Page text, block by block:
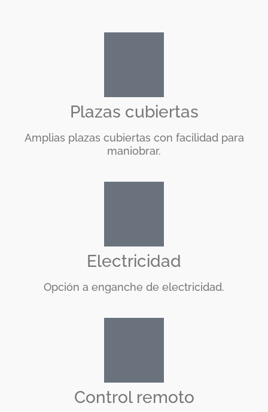
Plazas cubiertas
Amplias plazas cubiertas con facilidad para
maniobrar.
Electricidad
Opción a enganche de electricidad.
Control remoto